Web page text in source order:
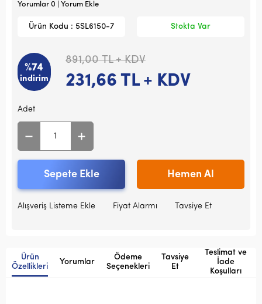
Yorumlar 0 | Yorum Ekle
Ürün Kodu : 5SL6150-7 Stokta Var
%74
indirim
891,00TL + KDV
231,66TL + KDV
Adet
Sepete Ekle Hemen Al
Alışveriş Listeme Ekle Fiyat Alarmı Tavsiye Et
Ürün
Özellikleri
Yorumlar
Ödeme
Seçenekleri
Tavsiye
Et
Teslimat ve
İade
Koşulları